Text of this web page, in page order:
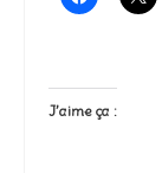
J’aime ça :